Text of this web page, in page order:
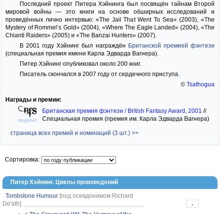
Последний проект Питера Хэйнинга был посвящён тайнам Второй
мировой войны — это книги на основе обширных исследований и
проведённых лично интервью: «The Jail That Went To Sea» (2003), «The
Mystery of Rommel’s Gold» (2004), «Where The Eagle Landed» (2004), «The
Chianti Raiders» (2005) и «The Banzai Hunters» (2007).
В 2001 году Хэйнинг был награждён Британской премией фэнтези
(специальная премия имени Карла Эдварда Вагнера).
Питер Хэйнинг опубликовал около 200 книг.
Писатель скончался в 2007 году от сердечного приступа.
© Tsathogua
Награды и премии:
лауреат
Британская премия фэнтези / British Fantasy Award, 2001 //
Специальная премия (премия им. Карла Эдварда Вагнера)
страница всех премий и номинаций (3 шт.) >>
Сортировка:
Питер Хэйнинг. Циклы произведений
Tombstone Humour [под псевдонимом Richard
De'ath]
-